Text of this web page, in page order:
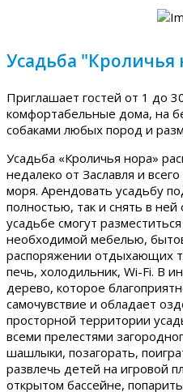
Усадьба "Кроличья
Приглашает гостей от 1 до
комфортабельные дома, на
собаками любых пород и
Усадьба «Кроличья нора»
недалеко от Заславля и
моря. Арендовать усадьбу
полностью, так и снять в
усадьбе смогут
необходимой мебелью,
распоряжении отдыхающих
печь, холодильник, Wi-Fi. В
дерево, которое
самочувствие и обладает
просторной территории
всеми прелестями
шашлыки, позагорать,
развлечь детей на игровой
открытом бассейне,